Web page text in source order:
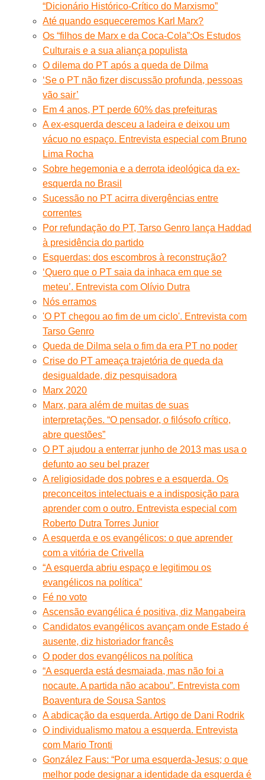
“Dicionário Histórico-Crítico do Marxismo”
Até quando esqueceremos Karl Marx?
Os “filhos de Marx e da Coca-Cola”:Os Estudos
Culturais e a sua aliança populista
O dilema do PT após a queda de Dilma
‘Se o PT não fizer discussão profunda, pessoas
vão sair’
Em 4 anos, PT perde 60% das prefeituras
A ex-esquerda desceu a ladeira e deixou um
vácuo no espaço. Entrevista especial com Bruno
Lima Rocha
Sobre hegemonia e a derrota ideológica da ex-
esquerda no Brasil
Sucessão no PT acirra divergências entre
correntes
Por refundação do PT, Tarso Genro lança Haddad
à presidência do partido
Esquerdas: dos escombros à reconstrução?
‘Quero que o PT saia da inhaca em que se
meteu’. Entrevista com Olívio Dutra
Nós erramos
'O PT chegou ao fim de um ciclo'. Entrevista com
Tarso Genro
Queda de Dilma sela o fim da era PT no poder
Crise do PT ameaça trajetória de queda da
desigualdade, diz pesquisadora
Marx 2020
Marx, para além de muitas de suas
interpretações. “O pensador, o filósofo crítico,
abre questões”
O PT ajudou a enterrar junho de 2013 mas usa o
defunto ao seu bel prazer
A religiosidade dos pobres e a esquerda. Os
preconceitos intelectuais e a indisposição para
aprender com o outro. Entrevista especial com
Roberto Dutra Torres Junior
A esquerda e os evangélicos: o que aprender
com a vitória de Crivella
“A esquerda abriu espaço e legitimou os
evangélicos na política”
Fé no voto
Ascensão evangélica é positiva, diz Mangabeira
Candidatos evangélicos avançam onde Estado é
ausente, diz historiador francês
O poder dos evangélicos na política
“A esquerda está desmaiada, mas não foi a
nocaute. A partida não acabou”. Entrevista com
Boaventura de Sousa Santos
A abdicação da esquerda. Artigo de Dani Rodrik
O individualismo matou a esquerda. Entrevista
com Mario Tronti
González Faus: “Por uma esquerda-Jesus; o que
melhor pode designar a identidade da esquerda é